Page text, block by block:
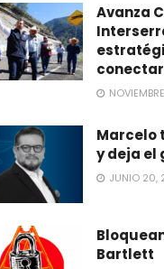
Avanza
Marcelo
y deja el
JUNIO 20,
Bartlett